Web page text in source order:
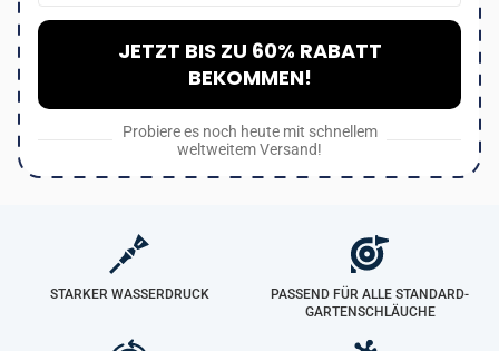
JETZT BIS ZU 60% RABATT
BEKOMMEN!
Probiere es noch heute mit schnellem
weltweitem Versand!
STARKER WASSERDRUCK
PASSEND FÜR ALLE STANDARD-
GARTENSCHLÄUCHE